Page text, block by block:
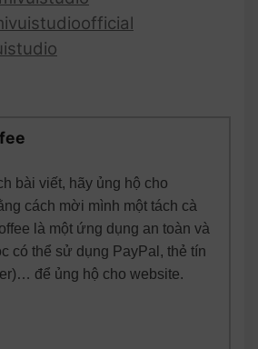
bài viết, hãy ủng hộ cho
cách mời mình một tách cà
là một ứng dụng an toàn và
có thể sử dụng PayPal, thẻ tín
để ủng hộ cho website.